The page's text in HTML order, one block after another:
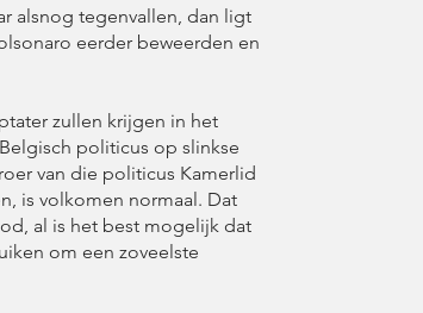
alsnog tegenvallen, dan ligt
eerder beweerden en
zullen krijgen in het
politicus op slinkse
van die politicus Kamerlid
is volkomen normaal. Dat
al is het best mogelijk dat
om een zoveelste